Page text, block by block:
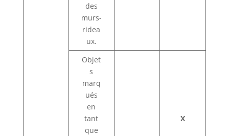
des
murs-
ridea
ux.
Objet
s
marq
ués
en
tant
que
X